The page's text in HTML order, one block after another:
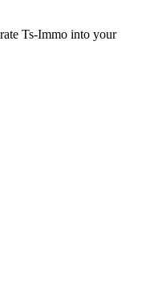
Ts-Immo into your